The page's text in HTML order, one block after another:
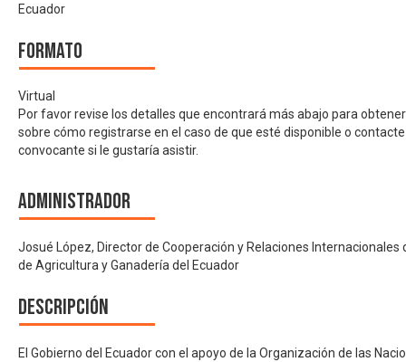
Ecuador
Formato
Virtual
Por favor revise los detalles que encontrará más abajo para
sobre cómo registrarse en el caso de que esté disponible o
convocante si le gustaría asistir.
Administrador
Josué López, Director de Cooperación y Relaciones Internacionales
de Agricultura y Ganadería del Ecuador
Descripción
El Gobierno del Ecuador con el apoyo de la Organización de las